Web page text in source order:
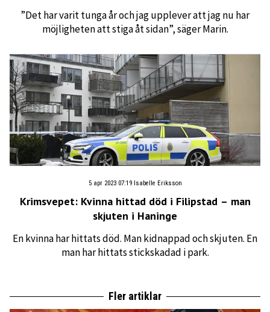
”Det har varit tunga år och jag upplever att jag nu har
möjligheten att stiga åt sidan”, säger Marin.
5 apr 2023 07:19 Isabelle Eriksson
Krimsvepet: Kvinna hittad död i Filipstad – man
skjuten i Haninge
En kvinna har hittats död. Man kidnappad och skjuten. En
man har hittats stickskadad i park.
Fler artiklar